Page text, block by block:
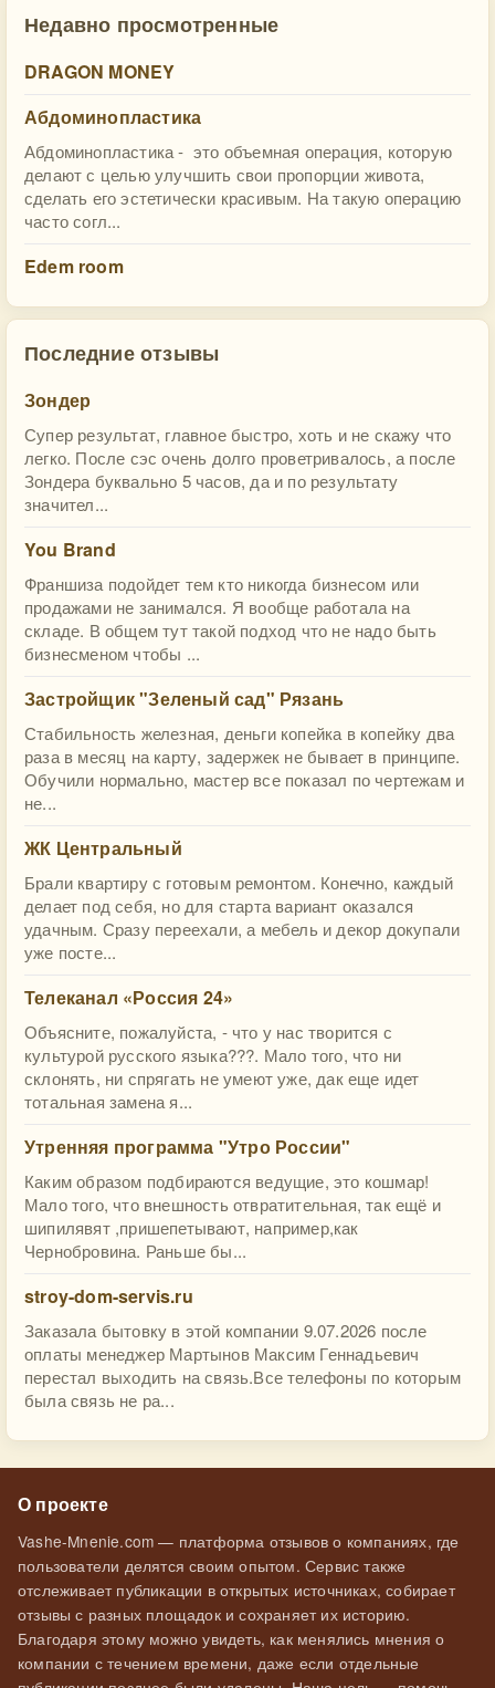
Недавно просмотренные
DRAGON MONEY
Абдоминопластика
Абдоминопластика - это объемная операция, которую
делают с целью улучшить свои пропорции живота,
сделать его эстетически красивым. На такую операцию
часто согл...
Edem room
Последние отзывы
Зондер
Супер результат, главное быстро, хоть и не скажу что
легко. После сэс очень долго проветривалось, а после
Зондера буквально 5 часов, да и по результату
значител...
You Brand
Франшиза подойдет тем кто никогда бизнесом или
продажами не занимался. Я вообще работала на
складе. В общем тут такой подход что не надо быть
бизнесменом чтобы ...
Застройщик "Зеленый сад" Рязань
Стабильность железная, деньги копейка в копейку два
раза в месяц на карту, задержек не бывает в принципе.
Обучили нормально, мастер все показал по чертежам и
не...
ЖК Центральный
Брали квартиру с готовым ремонтом. Конечно, каждый
делает под себя, но для старта вариант оказался
удачным. Сразу переехали, а мебель и декор докупали
уже посте...
Телеканал «Россия 24»
Объясните, пожалуйста, - что у нас творится с
культурой русского языка???. Мало того, что ни
склонять, ни спрягать не умеют уже, дак еще идет
тотальная замена я...
Утренняя программа "Утро России"
Каким образом подбираются ведущие, это кошмар!
Мало того, что внешность отвратительная, так ещё и
шипилявят ,пришепетывают, например,как
Чернобровина. Раньше бы...
stroy-dom-servis.ru
Заказала бытовку в этой компании 9.07.2026 после
оплаты менеджер Мартынов Максим Геннадьевич
перестал выходить на связь.Все телефоны по которым
была связь не ра...
О проекте
Vashe-Mnenie.com — платформа отзывов о компаниях, где
пользователи делятся своим опытом. Сервис также
отслеживает публикации в открытых источниках, собирает
отзывы с разных площадок и сохраняет их историю.
Благодаря этому можно увидеть, как менялись мнения о
компании с течением времени, даже если отдельные